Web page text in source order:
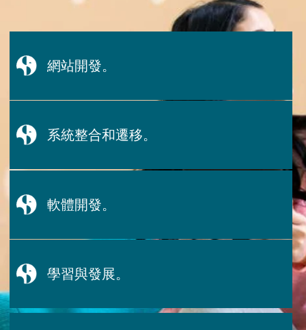
網站開發。
系統整合和遷移。
軟體開發。
學習與發展。